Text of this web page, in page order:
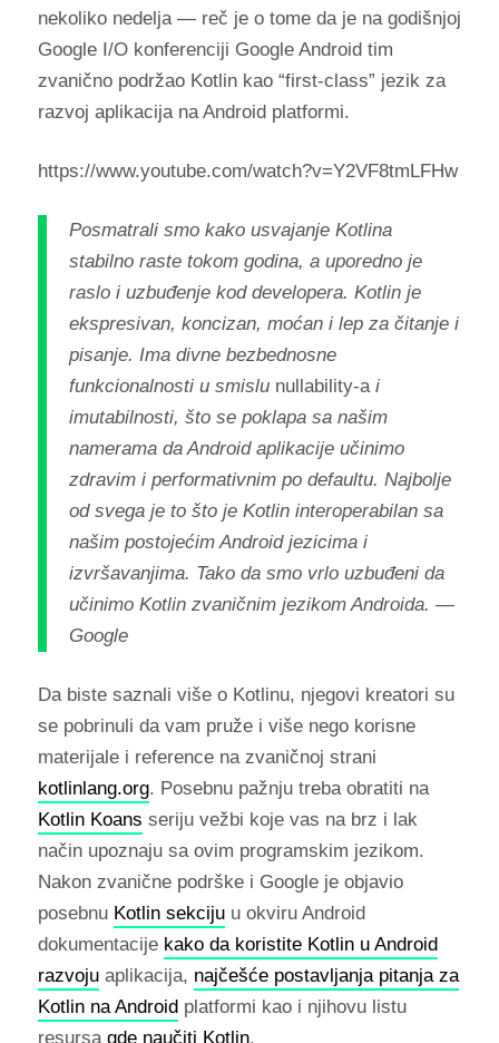
nekoliko nedelja — reč je o tome da je na godišnjoj
Google I/O konferenciji Google Android tim
zvanično podržao Kotlin kao “first-class” jezik za
razvoj aplikacija na Android platformi.
https://www.youtube.com/watch?v=Y2VF8tmLFHw
Posmatrali smo kako usvajanje Kotlina
stabilno raste tokom godina, a uporedno je
raslo i uzbuđenje kod developera. Kotlin je
ekspresivan, koncizan, moćan i lep za čitanje i
pisanje. Ima divne bezbednosne
funkcionalnosti u smislu nullability-ai
imutabilnosti, što se poklapa sa našim
namerama da Android aplikacije učinimo
zdravim i performativnim po defaultu. Najbolje
od svega je to što je Kotlin interoperabilan sa
našim postojećim Android jezicima i
izvršavanjima. Tako da smo vrlo uzbuđeni da
učinimo Kotlin zvaničnim jezikom Androida. —
Google
Da biste saznali više o Kotlinu, njegovi kreatori su
se pobrinuli da vam pruže i više nego korisne
materijale i reference na zvaničnoj strani
kotlinlang.org. Posebnu pažnju treba obratiti na
Kotlin Koans seriju vežbi koje vas na brz i lak
način upoznaju sa ovim programskim jezikom.
Nakon zvanične podrške i Google je objavio
posebnu Kotlin sekcijuu okviru Android
dokumentacije kako da koristite Kotlin u Android
razvojuaplikacija, najčešće postavljanja pitanja za
Kotlin na Android platformi kao i njihovu listu
resursa gde naučiti Kotlin.